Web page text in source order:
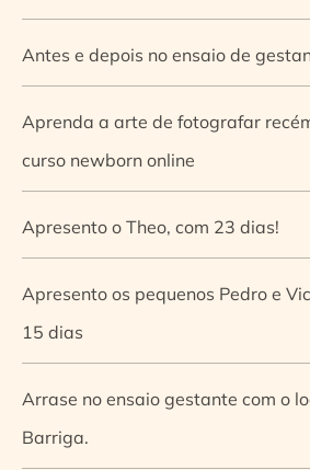
Antes e depois no ensaio de
Aprenda a arte de fotografar
curso newborn online
Apresento o Theo, com 23 dias!
Apresento os pequenos Pedro e
15 dias
Arrase no ensaio gestante com o
Barriga.